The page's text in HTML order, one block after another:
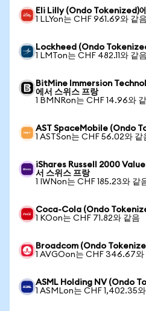
Eli Lilly (Ondo Tokenized)
1 LLYon는 CHF 961.69와 같음
Lockheed (Ondo
1 LMTon는 CHF 482.11와 같음
BitMine Immersion
에서 스위스 프랑
1 BMNRon는 CHF 14.96와
AST SpaceMobile (Ondo
1 ASTSon는 CHF 56.02와 같
iShares Russell 2000
서 스위스 프랑
1 IWNon는 CHF 185.23와 같
Coca-Cola (Ondo
1 KOon는 CHF 71.82와 같음
Broadcom (Ondo
1 AVGOon는 CHF 346.67와
ASML Holding NV (Ondo
1 ASMLon는 CHF 1,402.35